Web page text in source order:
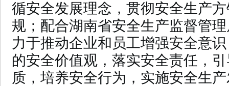
循安全发展理念，贯彻安全生产
规；配合湖南省安全生产监督管
力于推动企业和员工增强安全意
的安全价值观，落实安全责任，
质，培养安全行为，实施安全生